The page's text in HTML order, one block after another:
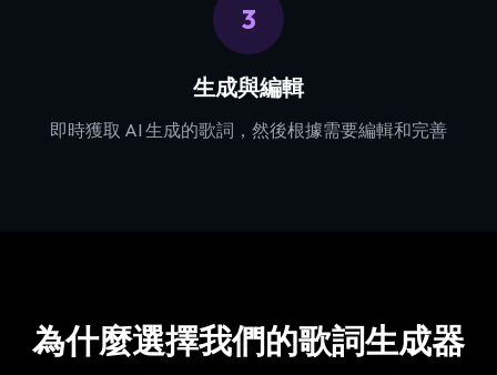
3
生成與編輯
即時獲取 AI 生成的歌詞，然後根據需要編輯和完善
為什麼選擇我們的歌詞生成器